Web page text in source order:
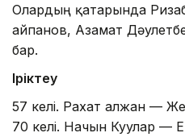
Олардың қатарында
Қайпанов, Азамат
бар.
Іріктеу
57 келі. Рахат Қалжан —
70 келі. Начын Куулар —